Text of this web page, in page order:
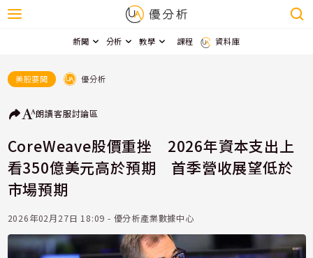
新聞 分析 教學 課程 資料庫
美股要聞 優分析
朗讀客服討論區
CoreWeave股價重挫 2026年資本支出上
看350億美元高於預期 首季營收展望低於
市場預期
2026年02月27日 18:09 - 優分析產業數據中心